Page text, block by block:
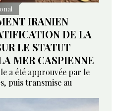
IRANIEN
DE LA
LE STATUT
MER CASPIENNE
a été approuvée par le
puis transmise au